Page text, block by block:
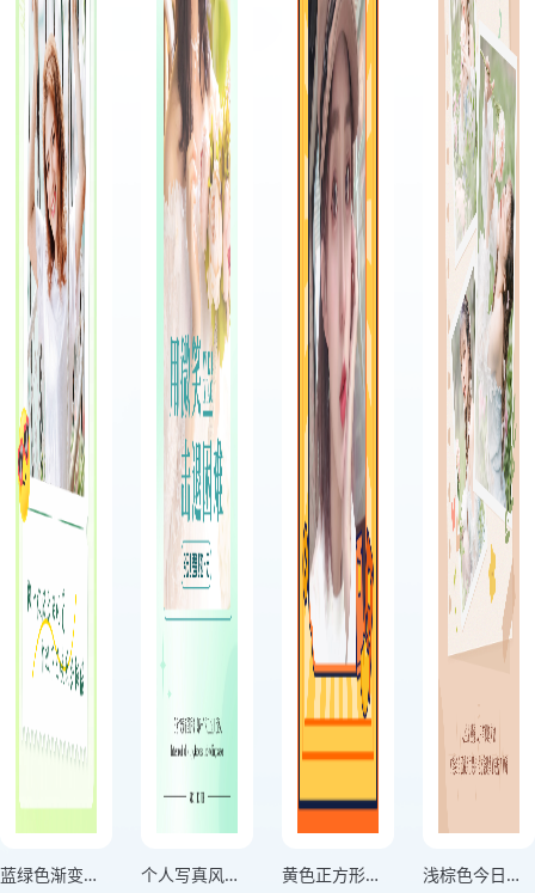
蓝绿色渐变分享生活记录海报 个人写真风格用微笑击退困难绿色竖版海报 黄色正方形头像个人头像海报 浅棕色今日份美丽个人心情海报